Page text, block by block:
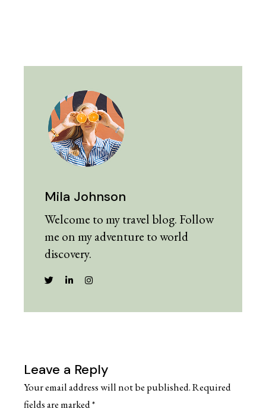
Mila Johnson
Welcome to my travel blog. Follow
me on my adventure to world
discovery.
Leave a Reply
Your email address will not be published.Required
fields are marked*